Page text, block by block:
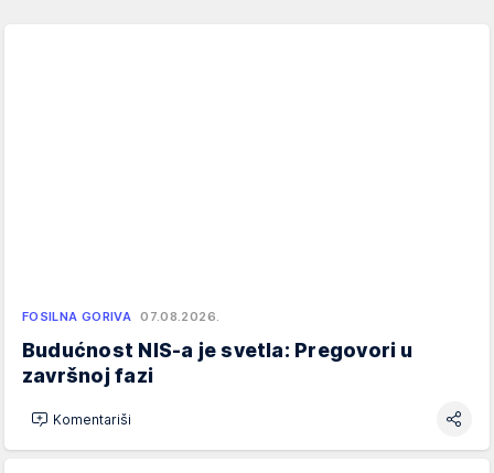
FOSILNA GORIVA 07.08.2026.
Budućnost NIS-a je svetla: Pregovori u
završnoj fazi
Komentariši